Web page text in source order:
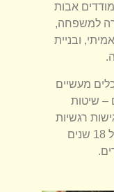
אבות
למשפחה,
ובניית
מעשיים
– שיטות
רגשיות
חדשניות, וניסיון עשיר של מעל 18 שנים